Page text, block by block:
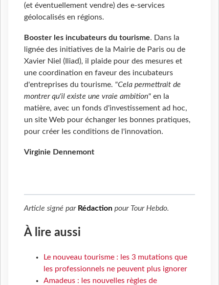
(et éventuellement vendre) des e-services
géolocalisés en régions.
Booster les incubateurs du tourisme. Dans la
lignée des initiatives de la Mairie de Paris ou de
Xavier Niel (Iliad), il plaide pour des mesures et
une coordination en faveur des incubateurs
d'entreprises du tourisme. "Cela permettrait de
montrer qu'il existe une vraie ambition" en la
matière, avec un fonds d'investissement ad hoc,
un site Web pour échanger les bonnes pratiques,
pour créer les conditions de l'innovation.
Virginie Dennemont
Article signé par Rédaction pour Tour Hebdo.
À lire aussi
Le nouveau tourisme : les 3 mutations que
les professionnels ne peuvent plus ignorer
Amadeus : les nouvelles règles de